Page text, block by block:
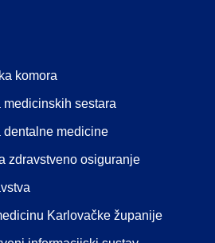
komora
medicinskih sestara
dentalne medicine
zdravstveno osiguranje
Karlovačke županije